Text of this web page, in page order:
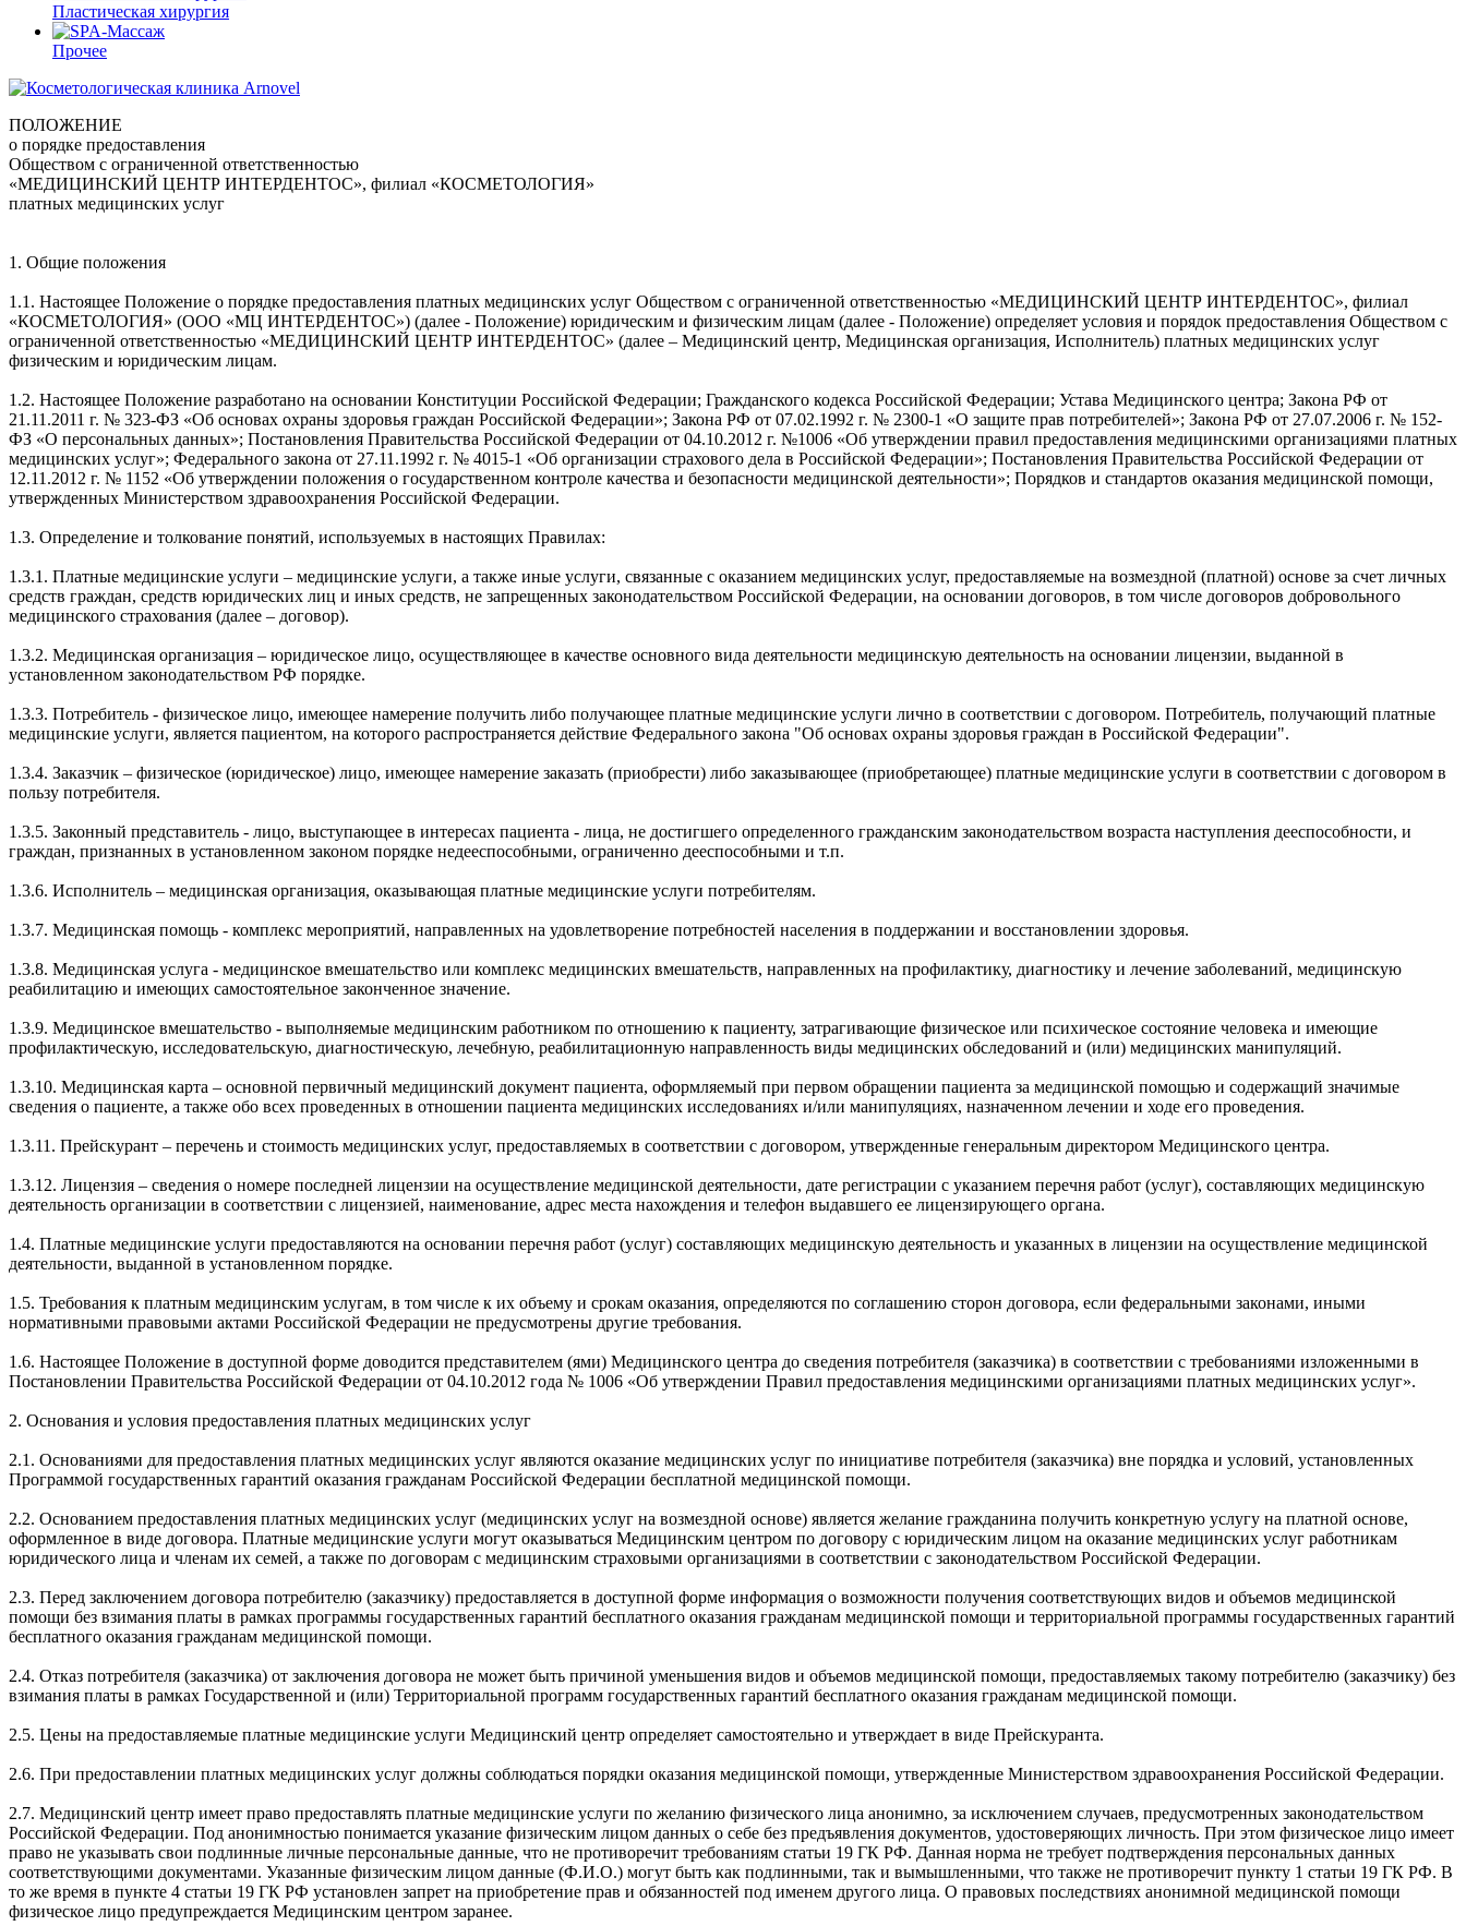
Пластическая хирургия
Прочее
ПОЛОЖЕНИЕ
о порядке предоставления
Обществом с ограниченной ответственностью
«МЕДИЦИНСКИЙ ЦЕНТР ИНТЕРДЕНТОС», филиал «КОСМЕТОЛОГИЯ»
платных медицинских услуг
1. Общие положения
1.1. Настоящее Положение о порядке предоставления платных медицинских услуг Обществом с ограниченной ответственностью «МЕДИЦИНСКИЙ ЦЕНТР ИНТЕРДЕНТОС», филиал
«КОСМЕТОЛОГИЯ» (ООО «МЦ ИНТЕРДЕНТОС») (далее - Положение) юридическим и физическим лицам (далее - Положение) определяет условия и порядок предоставления Обществом с
ограниченной ответственностью «МЕДИЦИНСКИЙ ЦЕНТР ИНТЕРДЕНТОС» (далее – Медицинский центр, Медицинская организация, Исполнитель) платных медицинских услуг
физическим и юридическим лицам.
1.2. Настоящее Положение разработано на основании Конституции Российской Федерации; Гражданского кодекса Российской Федерации; Устава Медицинского центра; Закона РФ от
21.11.2011 г. № 323-ФЗ «Об основах охраны здоровья граждан Российской Федерации»; Закона РФ от 07.02.1992 г. № 2300-1 «О защите прав потребителей»; Закона РФ от 27.07.2006 г. № 152-
ФЗ «О персональных данных»; Постановления Правительства Российской Федерации от 04.10.2012 г. №1006 «Об утверждении правил предоставления медицинскими организациями платных
медицинских услуг»; Федерального закона от 27.11.1992 г. № 4015-1 «Об организации страхового дела в Российской Федерации»; Постановления Правительства Российской Федерации от
12.11.2012 г. № 1152 «Об утверждении положения о государственном контроле качества и безопасности медицинской деятельности»; Порядков и стандартов оказания медицинской помощи,
утвержденных Министерством здравоохранения Российской Федерации.
1.3. Определение и толкование понятий, используемых в настоящих Правилах:
1.3.1. Платные медицинские услуги – медицинские услуги, а также иные услуги, связанные с оказанием медицинских услуг, предоставляемые на возмездной (платной) основе за счет личных
средств граждан, средств юридических лиц и иных средств, не запрещенных законодательством Российской Федерации, на основании договоров, в том числе договоров добровольного
медицинского страхования (далее – договор).
1.3.2. Медицинская организация – юридическое лицо, осуществляющее в качестве основного вида деятельности медицинскую деятельность на основании лицензии, выданной в
установленном законодательством РФ порядке.
1.3.3. Потребитель - физическое лицо, имеющее намерение получить либо получающее платные медицинские услуги лично в соответствии с договором. Потребитель, получающий платные
медицинские услуги, является пациентом, на которого распространяется действие Федерального закона "Об основах охраны здоровья граждан в Российской Федерации".
1.3.4. Заказчик – физическое (юридическое) лицо, имеющее намерение заказать (приобрести) либо заказывающее (приобретающее) платные медицинские услуги в соответствии с договором в
пользу потребителя.
1.3.5. Законный представитель - лицо, выступающее в интересах пациента - лица, не достигшего определенного гражданским законодательством возраста наступления дееспособности, и
граждан, признанных в установленном законом порядке недееспособными, ограниченно дееспособными и т.п.
1.3.6. Исполнитель – медицинская организация, оказывающая платные медицинские услуги потребителям.
1.3.7. Медицинская помощь - комплекс мероприятий, направленных на удовлетворение потребностей населения в поддержании и восстановлении здоровья.
1.3.8. Медицинская услуга - медицинское вмешательство или комплекс медицинских вмешательств, направленных на профилактику, диагностику и лечение заболеваний, медицинскую
реабилитацию и имеющих самостоятельное законченное значение.
1.3.9. Медицинское вмешательство - выполняемые медицинским работником по отношению к пациенту, затрагивающие физическое или психическое состояние человека и имеющие
профилактическую, исследовательскую, диагностическую, лечебную, реабилитационную направленность виды медицинских обследований и (или) медицинских манипуляций.
1.3.10. Медицинская карта – основной первичный медицинский документ пациента, оформляемый при первом обращении пациента за медицинской помощью и содержащий значимые
сведения о пациенте, а также обо всех проведенных в отношении пациента медицинских исследованиях и/или манипуляциях, назначенном лечении и ходе его проведения.
1.3.11. Прейскурант – перечень и стоимость медицинских услуг, предоставляемых в соответствии с договором, утвержденные генеральным директором Медицинского центра.
1.3.12. Лицензия – сведения о номере последней лицензии на осуществление медицинской деятельности, дате регистрации с указанием перечня работ (услуг), составляющих медицинскую
деятельность организации в соответствии с лицензией, наименование, адрес места нахождения и телефон выдавшего ее лицензирующего органа.
1.4. Платные медицинские услуги предоставляются на основании перечня работ (услуг) составляющих медицинскую деятельность и указанных в лицензии на осуществление медицинской
деятельности, выданной в установленном порядке.
1.5. Требования к платным медицинским услугам, в том числе к их объему и срокам оказания, определяются по соглашению сторон договора, если федеральными законами, иными
нормативными правовыми актами Российской Федерации не предусмотрены другие требования.
1.6. Настоящее Положение в доступной форме доводится представителем (ями) Медицинского центра до сведения потребителя (заказчика) в соответствии с требованиями изложенными в
Постановлении Правительства Российской Федерации от 04.10.2012 года № 1006 «Об утверждении Правил предоставления медицинскими организациями платных медицинских услуг».
2. Основания и условия предоставления платных медицинских услуг
2.1. Основаниями для предоставления платных медицинских услуг являются оказание медицинских услуг по инициативе потребителя (заказчика) вне порядка и условий, установленных
Программой государственных гарантий оказания гражданам Российской Федерации бесплатной медицинской помощи.
2.2. Основанием предоставления платных медицинских услуг (медицинских услуг на возмездной основе) является желание гражданина получить конкретную услугу на платной основе,
оформленное в виде договора. Платные медицинские услуги могут оказываться Медицинским центром по договору с юридическим лицом на оказание медицинских услуг работникам
юридического лица и членам их семей, а также по договорам с медицинским страховыми организациями в соответствии с законодательством Российской Федерации.
2.3. Перед заключением договора потребителю (заказчику) предоставляется в доступной форме информация о возможности получения соответствующих видов и объемов медицинской
помощи без взимания платы в рамках программы государственных гарантий бесплатного оказания гражданам медицинской помощи и территориальной программы государственных гарантий
бесплатного оказания гражданам медицинской помощи.
2.4. Отказ потребителя (заказчика) от заключения договора не может быть причиной уменьшения видов и объемов медицинской помощи, предоставляемых такому потребителю (заказчику) без
взимания платы в рамках Государственной и (или) Территориальной программ государственных гарантий бесплатного оказания гражданам медицинской помощи.
2.5. Цены на предоставляемые платные медицинские услуги Медицинский центр определяет самостоятельно и утверждает в виде Прейскуранта.
2.6. При предоставлении платных медицинских услуг должны соблюдаться порядки оказания медицинской помощи, утвержденные Министерством здравоохранения Российской Федерации.
2.7. Медицинский центр имеет право предоставлять платные медицинские услуги по желанию физического лица анонимно, за исключением случаев, предусмотренных законодательством
Российской Федерации. Под анонимностью понимается указание физическим лицом данных о себе без предъявления документов, удостоверяющих личность. При этом физическое лицо имеет
право не указывать свои подлинные личные персональные данные, что не противоречит требованиям статьи 19 ГК РФ. Данная норма не требует подтверждения персональных данных
соответствующими документами. Указанные физическим лицом данные (Ф.И.О.) могут быть как подлинными, так и вымышленными, что также не противоречит пункту 1 статьи 19 ГК РФ. В
то же время в пункте 4 статьи 19 ГК РФ установлен запрет на приобретение прав и обязанностей под именем другого лица. О правовых последствиях анонимной медицинской помощи
физическое лицо предупреждается Медицинским центром заранее.